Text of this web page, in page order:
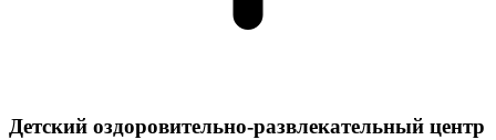
Детский оздоровительно-развлекательный центр